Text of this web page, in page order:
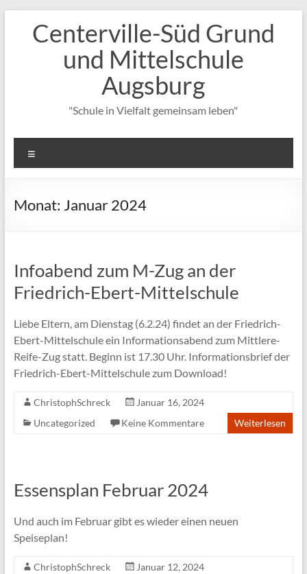
springenCenterville-Süd Grund
und Mittelschule
Augsburg
"Schule in Vielfalt gemeinsam leben"
Monat: Januar 2024
Infoabend zum M-Zug an der
Friedrich-Ebert-Mittelschule
Liebe Eltern, am Dienstag (6.2.24) findet an der Friedrich-
Ebert-Mittelschule ein Informationsabend zum Mittlere-
Reife-Zug statt. Beginn ist 17.30 Uhr. Informationsbrief der
Friedrich-Ebert-Mittelschule zum Download!
ChristophSchreck
Januar 16, 2024
Uncategorized
Keine Kommentare Weiterlesen
Essensplan Februar 2024
Und auch im Februar gibt es wieder einen neuen
Speiseplan!
ChristophSchreck
Januar 12, 2024